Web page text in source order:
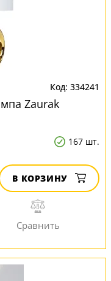
334241
Zaurak
167 шт.
В КОРЗИНУ